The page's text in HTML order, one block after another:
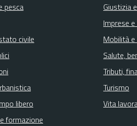
pesca
civile
libero
formazione
Giustizia
Imprese
Mobilità
Salute,
Tributi,
Turismo
Vita